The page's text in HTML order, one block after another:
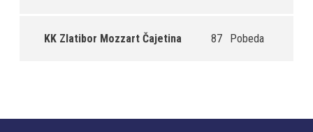
KK Zlatibor Mozzart Čajetina 87 Pobeda